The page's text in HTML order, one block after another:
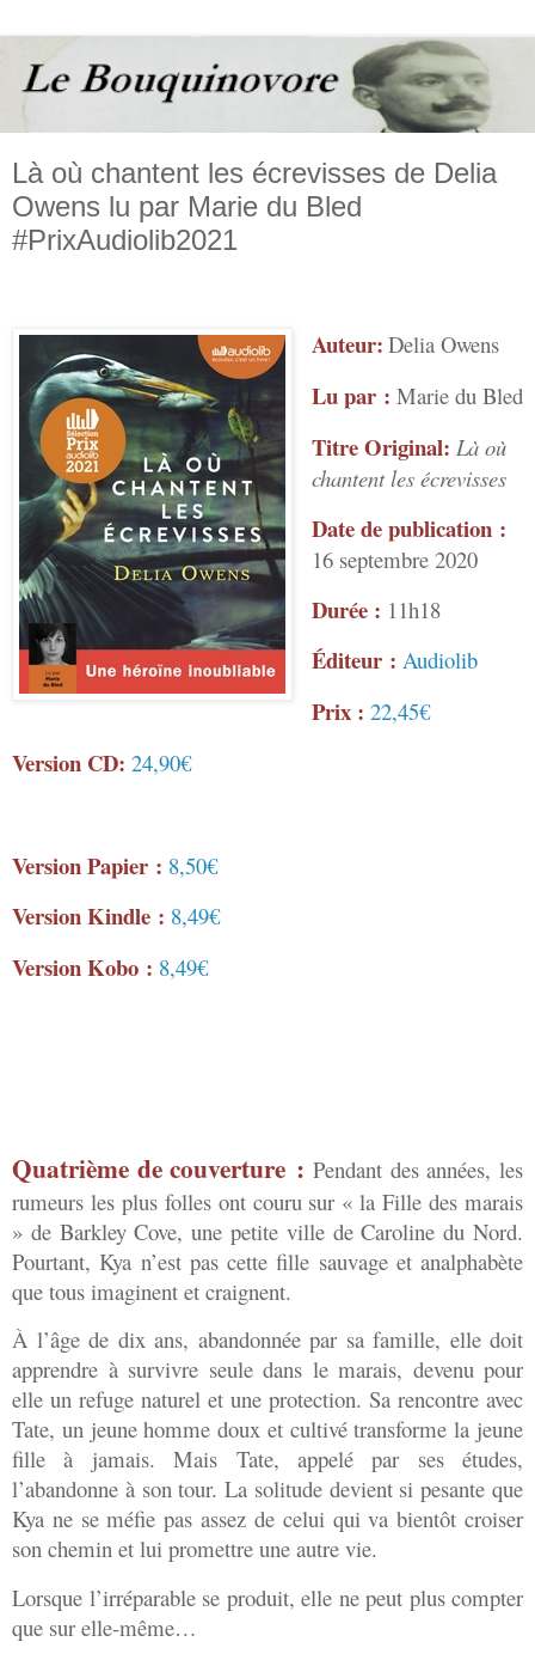
Là où chantent les écrevisses de Delia
Owens lu par Marie du Bled
#PrixAudiolib2021
Auteur: Delia Owens
Lu par : Marie du Bled
Titre Original: Là où
chantent les écrevisses
Date de publication :
16 septembre 2020
Durée : 11h18
Éditeur : Audiolib
Prix : 22,45€
Version CD: 24,90€
Version Papier : 8,50€
Version Kindle : 8,49€
Version Kobo : 8,49€
Quatrième de couverture : Pendant des années, les
rumeurs les plus folles ont couru sur « la Fille des marais
» de Barkley Cove, une petite ville de Caroline du Nord.
Pourtant, Kya n’est pas cette fille sauvage et analphabète
que tous imaginent et craignent.
À l’âge de dix ans, abandonnée par sa famille, elle doit
apprendre à survivre seule dans le marais, devenu pour
elle un refuge naturel et une protection. Sa rencontre avec
Tate, un jeune homme doux et cultivé transforme la jeune
fille à jamais. Mais Tate, appelé par ses études,
l’abandonne à son tour. La solitude devient si pesante que
Kya ne se méfie pas assez de celui qui va bientôt croiser
son chemin et lui promettre une autre vie.
Lorsque l’irréparable se produit, elle ne peut plus compter
que sur elle-même…